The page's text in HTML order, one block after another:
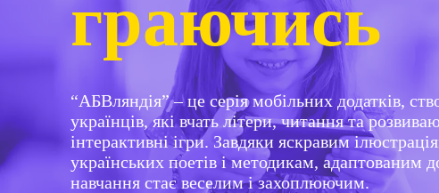
граючись
“АБВляндія” – це серія мобільних додатків,
українців, які вчать літери, читання та
інтерактивні ігри. Завдяки яскравим
українських поетів і методикам, адаптованим
навчання стає веселим і захоплюючим.